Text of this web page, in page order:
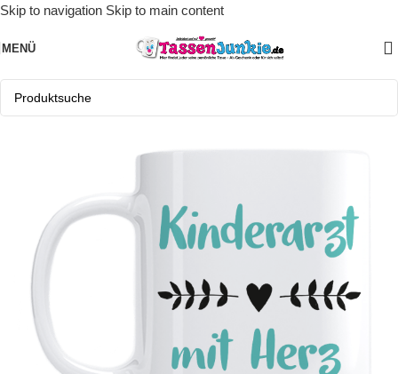
Skip to navigation Skip to main content
MENÜ